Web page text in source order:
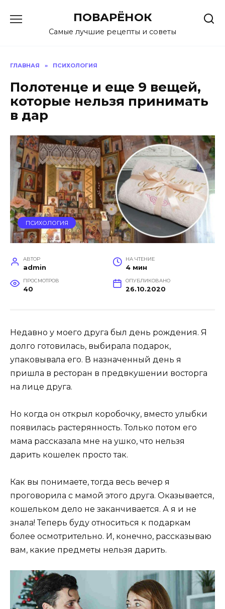
содержанию
ПОВАРЁНОК
Самые лучшие рецепты и советы
ГЛАВНАЯ » ПСИХОЛОГИЯ
Полотенце и еще 9 вещей,
которые нельзя принимать
в дар
ПСИХОЛОГИЯ
АВТОР
admin
НА ЧТЕНИЕ
4 мин
ПРОСМОТРОВ
40
ОПУБЛИКОВАНО
26.10.2020
Недавно у моего друга был день рождения. Я
долго готовилась, выбирала подарок,
упаковывала его. В назначенный день я
пришла в ресторан в предвкушении восторга
на лице друга.
Но когда он открыл коробочку, вместо улыбки
появилась растерянность. Только потом его
мама рассказала мне на ушко, что нельзя
дарить кошелек просто так.
Как вы понимаете, тогда весь вечер я
проговорила с мамой этого друга. Оказывается,
кошельком дело не заканчивается. А я и не
знала! Теперь буду относиться к подаркам
более осмотрительно. И, конечно, рассказываю
вам, какие предметы нельзя дарить.